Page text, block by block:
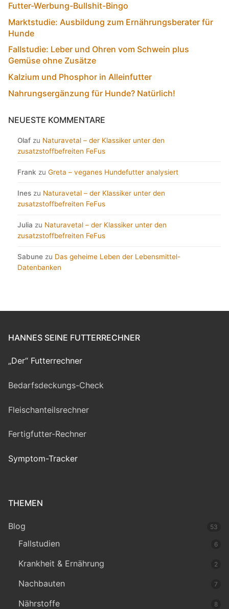
Futter-Werbung-Bullshit-Bingo
Marktstudie: Ausbildung zum Ernährungsberater für
Hunde
Fallstudie: Leber und Ohren vom Schwein plus
Gemüse ohne Zusätze
Kalzium und Phosphor in Alleinfutter
Nahrungsergänzung für Hunde? Natürlich!
NEUESTE KOMMENTARE
Olaf zu Naturavetal – der Klassiker unter den
zusatzstoffbefreiten FeFus
Frank zu Greta – veganes Hundefutter analysiert
Ines zu Naturavetal – der Klassiker unter den
zusatzstoffbefreiten FeFus
Julia zu Naturavetal – der Klassiker unter den
zusatzstoffbefreiten FeFus
Sabune zu Das geheime Leben der Lebensmittel-
Datenbanken
HANNES SEINE FUTTERRECHNER
„Der“ Futterrechner
Bedarfsdeckungs-Check
Fleischanteilsrechner
Fertigfutter-Rechner
Symptom-Tracker
THEMEN
Blog 53
Fallstudien 6
Krankheit & Ernährung 2
Nachbauten 7
Nährstoffe 8